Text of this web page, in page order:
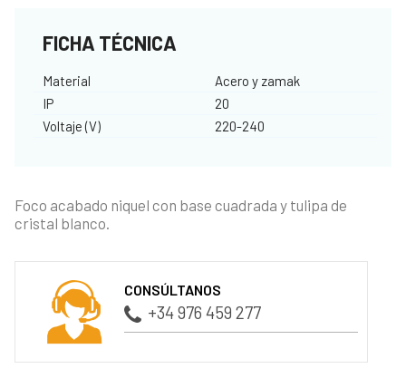
FICHA TÉCNICA
Material
Acero y zamak
IP
20
Voltaje (V)
220-240
Foco acabado niquel con base cuadrada y tulipa de
cristal blanco.
CONSÚLTANOS
+34 976 459 277